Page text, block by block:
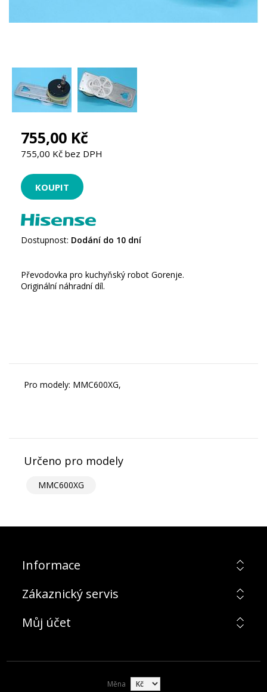
755,00 Kč
755,00 Kč bez DPH
Dostupnost: Dodání do 10 dní
Převodovka pro kuchyňský robot Gorenje.
Originální náhradní díl.
Pro modely: MMC600XG,
Určeno pro modely
MMC600XG
Informace
Zákaznický servis
Můj účet
Měna